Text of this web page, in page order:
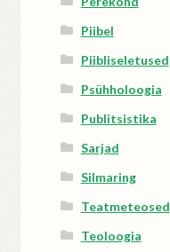
Piibel
Piibliseletused
Psühholoogia
Publitsistika
Sarjad
Silmaring
Teatmeteosed
Teoloogia